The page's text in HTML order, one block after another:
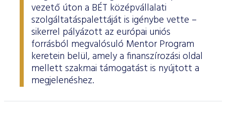
vezető úton a BÉT középvállalati
szolgáltatáspalettáját is igénybe vette –
sikerrel pályázott az európai uniós
forrásból megvalósuló Mentor Program
keretein belül, amely a finanszírozási oldal
mellett szakmai támogatást is nyújtott a
megjelenéshez.